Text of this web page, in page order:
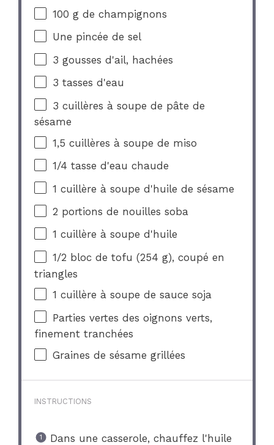
100 g de champignons
Une pincée de sel
3 gousses d'ail, hachées
3 tasses d'eau
3 cuillères à soupe de pâte de
sésame
1,5 cuillères à soupe de miso
1/4 tasse d'eau chaude
1 cuillère à soupe d'huile de sésame
2 portions de nouilles soba
1 cuillère à soupe d'huile
1/2 bloc de tofu (254 g), coupé en
triangles
1 cuillère à soupe de sauce soja
Parties vertes des oignons verts,
finement tranchées
Graines de sésame grillées
INSTRUCTIONS
Dans une casserole, chauffez l'huile